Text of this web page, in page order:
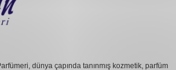
dünya çapında tanınmış kozmetik, parfüm